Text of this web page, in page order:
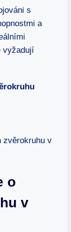
s
a
vyžadují⁣
‍o⁣
v